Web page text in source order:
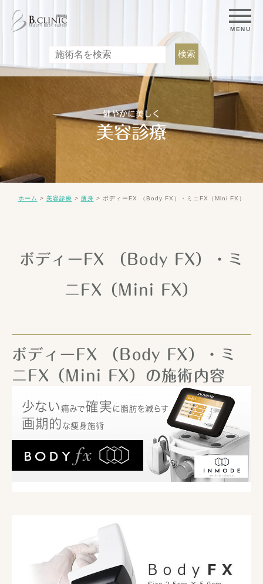
健やかに美しく
美容診療
ホーム > 美容診療 > 痩身 > ボディーFX （Body FX）・ミニFX（Mini FX）
ボディーFX （Body FX）・ミ
ニFX（Mini FX）
ボディーFX （Body FX）・ミ
ニFX（Mini FX）の施術内容